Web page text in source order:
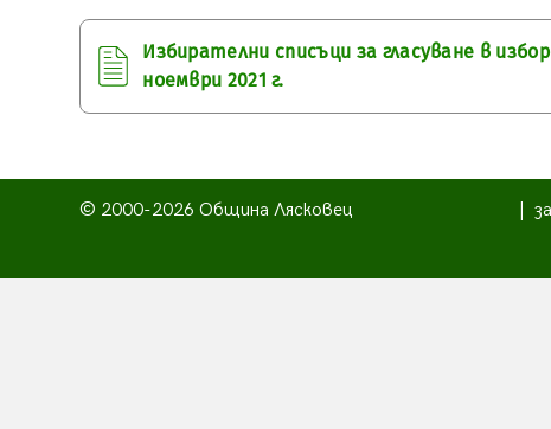
Избирателни списъци за гласуване в
ноември 2021 г.
© 2000-2026 Община Лясковец